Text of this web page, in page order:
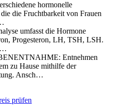
hormonelle
die Fruchtbarkeit von Frauen
umfasst die Hormone
Progesteron, LH, TSH, LSH.
Entnehmen
zu Hause mithilfe der
Ansch…
prüfen